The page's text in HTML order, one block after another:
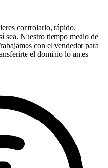
controlarlo, rápido.
sea. Nuestro tiempo medio de
con el vendedor para
el dominio lo antes